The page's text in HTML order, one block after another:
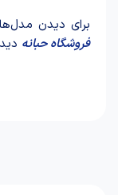
برای دیدن
فروشگاه حبانه